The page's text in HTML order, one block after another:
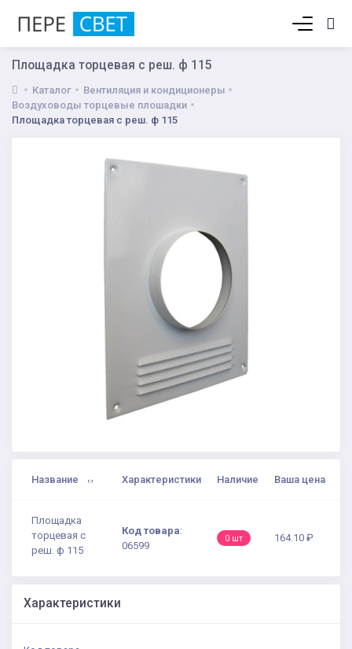
Площадка торцевая с реш. ф 115
Каталог
Вентиляция и кондиционеры
Воздуховоды торцевые плошадки
Площадка торцевая с реш. ф 115
Название Характеристики Наличие Ваша цена
Площадка
торцевая с
реш. ф 115
Код товара:
06599
0 шт 164.10 ₽
Характеристики